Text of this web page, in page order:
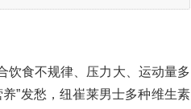
饮食不规律、压力大、运动量多
”发愁，纽崔莱男士多种维生素